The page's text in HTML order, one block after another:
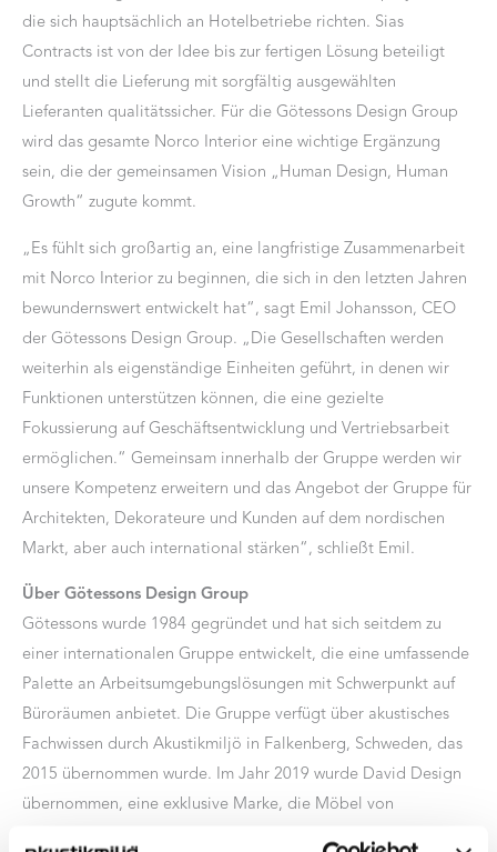
die sich hauptsächlich an Hotelbetriebe richten. Sias
Contracts ist von der Idee bis zur fertigen Lösung beteiligt
und stellt die Lieferung mit sorgfältig ausgewählten
Lieferanten qualitätssicher. Für die Götessons Design Group
wird das gesamte Norco Interior eine wichtige Ergänzung
sein, die der gemeinsamen Vision „Human Design, Human
Growth“ zugute kommt.
„Es fühlt sich großartig an, eine langfristige Zusammenarbeit
mit Norco Interior zu beginnen, die sich in den letzten Jahren
bewundernswert entwickelt hat“, sagt Emil Johansson, CEO
der Götessons Design Group. „Die Gesellschaften werden
weiterhin als eigenständige Einheiten geführt, in denen wir
Funktionen unterstützen können, die eine gezielte
Fokussierung auf Geschäftsentwicklung und Vertriebsarbeit
ermöglichen.“ Gemeinsam innerhalb der Gruppe werden wir
unsere Kompetenz erweitern und das Angebot der Gruppe für
Architekten, Dekorateure und Kunden auf dem nordischen
Markt, aber auch international stärken“, schließt Emil.
Über Götessons Design Group
Götessons wurde 1984 gegründet und hat sich seitdem zu
einer internationalen Gruppe entwickelt, die eine umfassende
Palette an Arbeitsumgebungslösungen mit Schwerpunkt auf
Büroräumen anbietet. Die Gruppe verfügt über akustisches
Fachwissen durch Akustikmiljö in Falkenberg, Schweden, das
2015 übernommen wurde. Im Jahr 2019 wurde David Design
übernommen, eine exklusive Marke, die Möbel von